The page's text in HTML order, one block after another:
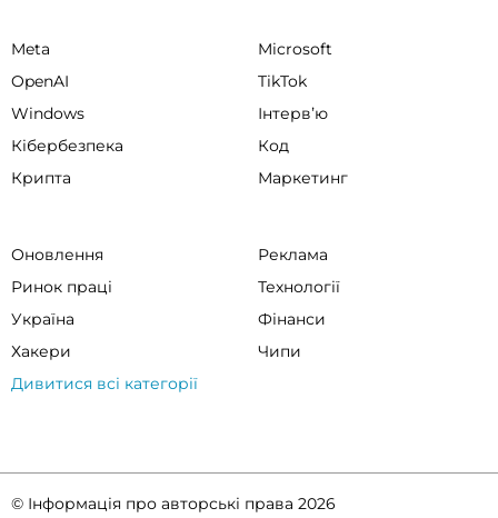
Meta
Microsoft
OpenAI
TikTok
Windows
Інтервʼю
Кібербезпека
Код
Крипта
Маркетинг
Оновлення
Реклама
Ринок праці
Технології
Україна
Фінанси
Хакери
Чипи
Дивитися всі категорії
© Інформація про авторські права 2026